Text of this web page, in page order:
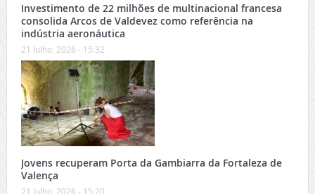
Investimento de 22 milhões de multinacional francesa
consolida Arcos de Valdevez como referência na
indústria aeronáutica
21 Julho, 2026 - 15:32
Jovens recuperam Porta da Gambiarra da Fortaleza de
Valença
21 Julho, 2026 - 15:20